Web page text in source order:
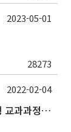
28273
2023-05-01
SNU Inno-Edu 프로젝트 보건대학원 '모듈형 교과과정' 안내(revised 2022/2/28)
2022-02-04